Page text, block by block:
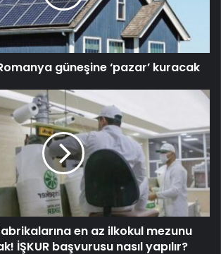
güneşine ‘pazar’ kuracak
en az ilkokul mezunu
İŞKUR başvurusu nasıl yapılır?